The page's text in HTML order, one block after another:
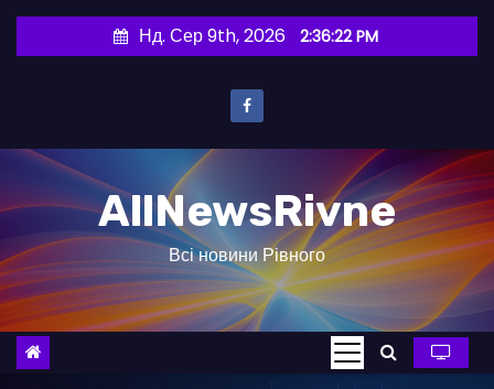
и
о
в
Нд. Сер 9th, 2026 2:36:23 PM
AllNewsRivne
Всі новини Рівного